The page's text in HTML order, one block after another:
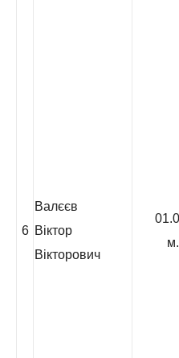
6
Валєєв
Віктор
Вікторович